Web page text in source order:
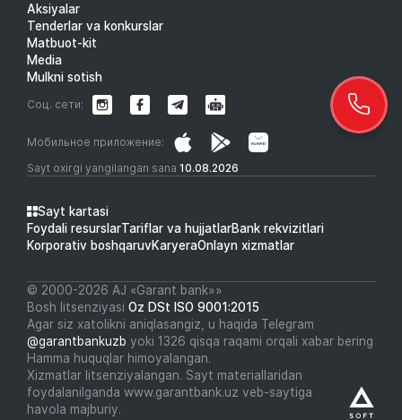
Aksiyalar
Tenderlar va konkurslar
Matbuot-kit
Media
Mulkni sotish
Sayt oxirgi yangilangan sana 10.08.2026
Мобильное приложение:
Соц. сети:
Sayt kartasi
Foydali resurslarTariflar va hujjatlarBank rekvizitlari
Korporativ boshqaruvKaryeraOnlayn xizmatlar
© 2000-2026 АJ «Garant bank»»
Bosh litsenziyasi Oz DSt ISO 9001:2015
Agar siz xatolikni aniqlasangiz, u haqida Telegram
@garantbankuzb yoki 1326 qisqa raqami orqali xabar bering
Hamma huquqlar himoyalangan.
Xizmatlar litsenziyalangan. Sayt materiallaridan
foydalanilganda www.garantbank.uz veb-saytiga
havola majburiy.